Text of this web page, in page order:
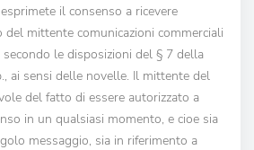
il consenso a ricevere
mittente comunicazioni commerciali
le disposizioni del § 7 della
ai sensi delle novelle. Il mittente del
del fatto di essere autorizzato a
in un qualsiasi momento, e cioe sia
messaggio, sia in riferimento a